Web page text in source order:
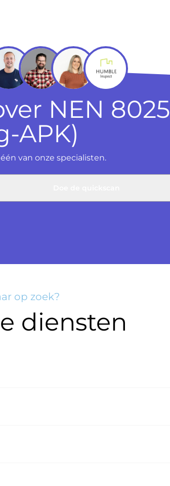
NEN 8025
APK)
van onze specialisten.
op zoek?
diensten